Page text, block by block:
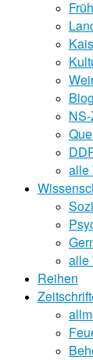
alle
alle
Reihen